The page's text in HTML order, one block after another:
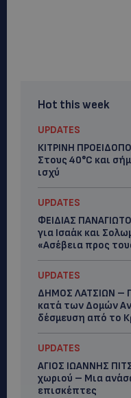
Hot this week
UPDATES
ΚΙΤΡΙΝΗ
Στους 40°C και
ισχύ
UPDATES
ΦΕΙΔΙΑΣ
για Ισαάκ και
«Ασέβεια προς
UPDATES
ΔΗΜΟΣ ΛΑΤΣΙΩΝ –
κατά των Δομών
δέσμευση από το
UPDATES
ΑΓΙΟΣ ΙΩΑΝΝΗΣ
χωριού – Μια
επισκέπτες